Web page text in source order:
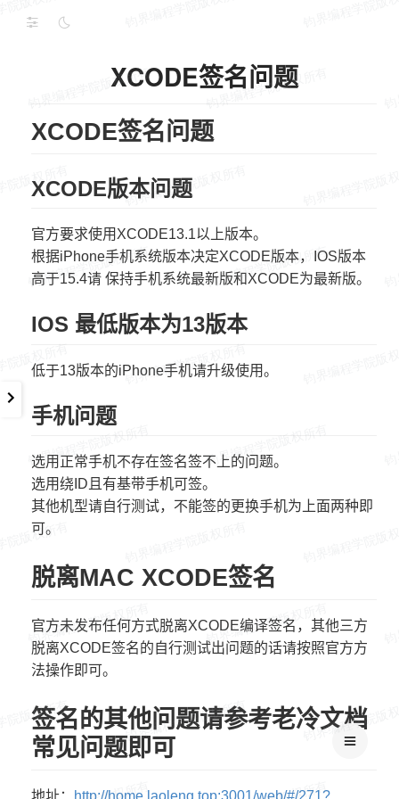
XCODE签名问题
XCODE签名问题
XCODE版本问题
官方要求使用XCODE13.1以上版本。
根据iPhone手机系统版本决定XCODE版本，IOS版本
高于15.4请 保持手机系统最新版和XCODE为最新版。
IOS 最低版本为13版本
低于13版本的iPhone手机请升级使用。
手机问题
选用正常手机不存在签名签不上的问题。
选用绕ID且有基带手机可签。
其他机型请自行测试，不能签的更换手机为上面两种即
可。
脱离MAC XCODE签名
官方未发布任何方式脱离XCODE编译签名，其他三方
脱离XCODE签名的自行测试出问题的话请按照官方方
法操作即可。
签名的其他问题请参考老冷文档
常见问题即可